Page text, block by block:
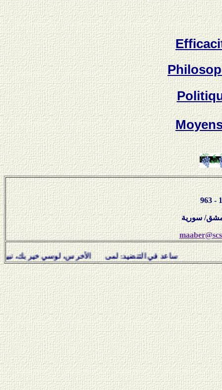
ساعد في التنضيد: لمى الأخرس، لوسي خير بك، نبيل سلامة،